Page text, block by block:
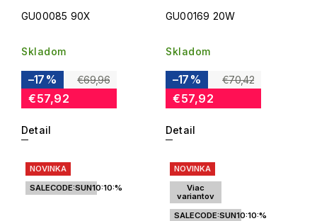
GU00085 90X
Skladom
€69,96
–17 %
€57,92
Detail
GU00169 20W
Skladom
€70,42
–17 %
€57,92
Detail
NOVINKA
SALECODE:SUN10:10:%
NOVINKA
Viac
variantov
SALECODE:SUN10:10:%